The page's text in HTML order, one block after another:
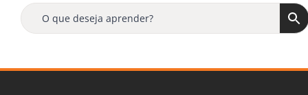
ofertas novidades
15%